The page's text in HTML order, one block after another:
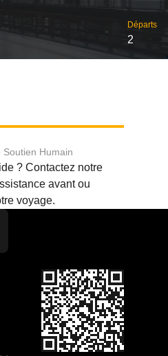
Départs
2
Soutien Humain
? Contactez notre
avant ou
voyage.